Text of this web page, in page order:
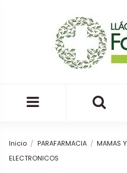
Inicio PARAFARMACIA MAMAS Y
ELECTRONICOS